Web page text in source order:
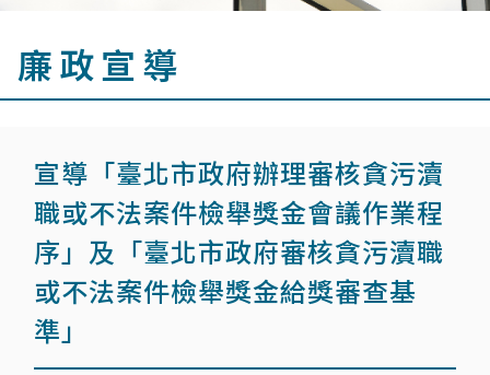
廉政宣導
宣導「臺北市政府辦理審核貪污瀆
職或不法案件檢舉獎金會議作業程
序」及「臺北市政府審核貪污瀆職
或不法案件檢舉獎金給獎審查基
準」